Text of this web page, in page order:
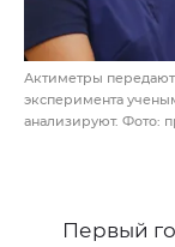
Актиметры передают
эксперимента
анализируют. Фото:
Первый